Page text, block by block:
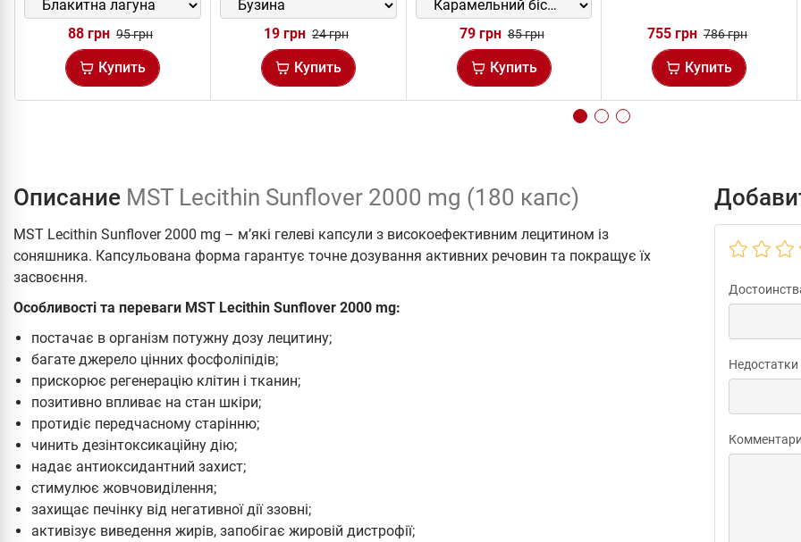
88 грн 95 грн
Купить
19 грн 24 грн
Купить
79 грн 85 грн
Купить
755 грн 786 грн
Купить
Описание MST Lecithin Sunflover 2000 mg (180 капс)
MST Lecithin Sunflover 2000 mg – м’які гелеві капсули з високоефективним лецитином із
соняшника. Капсульована форма гарантує точне дозування активних речовин та покращує їх
засвоєння.
Особливості та переваги MST Lecithin Sunflover 2000 mg:
постачає в організм потужну дозу лецитину;
багате джерело цінних фосфоліпідів;
прискорює регенерацію клітин і тканин;
позитивно впливає на стан шкіри;
протидіє передчасному старінню;
чинить дезінтоксикаційну дію;
надає антиоксидантний захист;
стимулює жовчовиділення;
захищає печінку від негативної дії ззовні;
активізує виведення жирів, запобігає жировій дистрофії;
Недостатки